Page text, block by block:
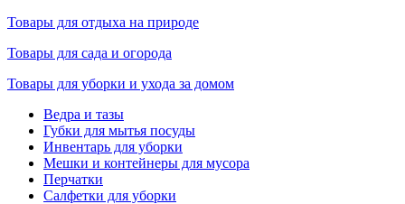
Товары для отдыха на природе
Товары для сада и огорода
Товары для уборки и ухода за домом
Ведра и тазы
Губки для мытья посуды
Инвентарь для уборки
Мешки и контейнеры для мусора
Перчатки
Салфетки для уборки